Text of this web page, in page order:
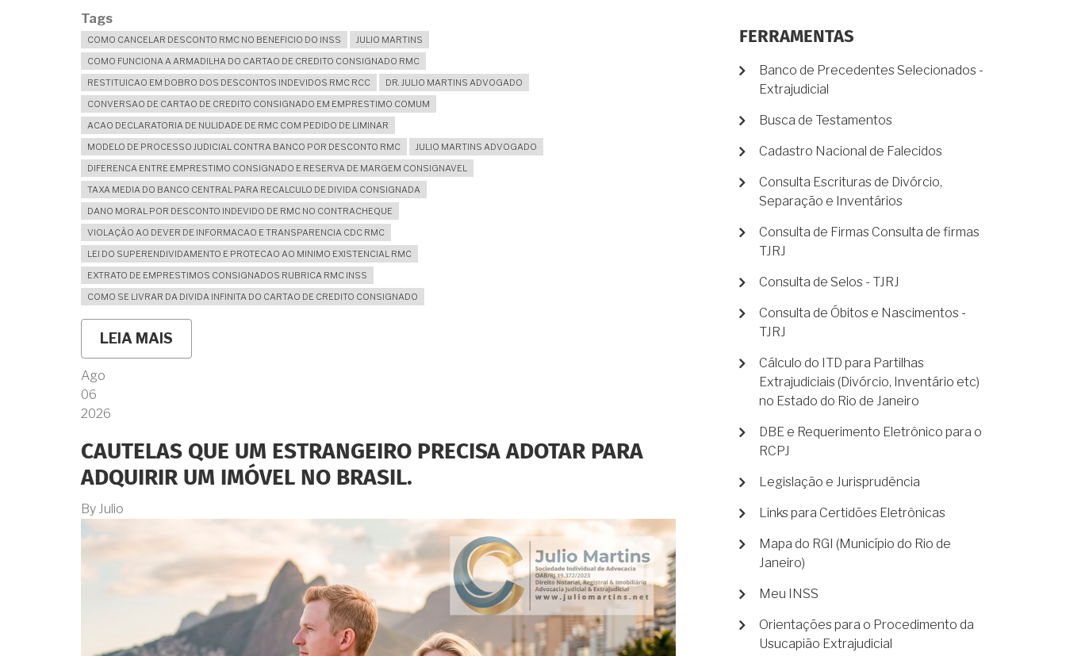
Tags
COMO CANCELAR DESCONTO RMC NO BENEFICIO DO INSS
JULIO MARTINS
COMO FUNCIONA A ARMADILHA DO CARTAO DE CREDITO CONSIGNADO RMC
RESTITUICAO EM DOBRO DOS DESCONTOS INDEVIDOS RMC RCC
DR. JULIO MARTINS ADVOGADO
CONVERSAO DE CARTAO DE CREDITO CONSIGNADO EM EMPRESTIMO COMUM
ACAO DECLARATORIA DE NULIDADE DE RMC COM PEDIDO DE LIMINAR
MODELO DE PROCESSO JUDICIAL CONTRA BANCO POR DESCONTO RMC
JULIO MARTINS ADVOGADO
DIFERENCA ENTRE EMPRESTIMO CONSIGNADO E RESERVA DE MARGEM CONSIGNAVEL
TAXA MEDIA DO BANCO CENTRAL PARA RECALCULO DE DIVIDA CONSIGNADA
DANO MORAL POR DESCONTO INDEVIDO DE RMC NO CONTRACHEQUE
VIOLAÇÃO AO DEVER DE INFORMACAO E TRANSPARENCIA CDC RMC
LEI DO SUPERENDIVIDAMENTO E PROTECAO AO MINIMO EXISTENCIAL RMC
EXTRATO DE EMPRESTIMOS CONSIGNADOS RUBRICA RMC INSS
COMO SE LIVRAR DA DIVIDA INFINITA DO CARTAO DE CREDITO CONSIGNADO
LEIA MAIS
(RMC):
COMO
SE
CANCELAR
DESCONTOS
Ago
06
2026
CAUTELAS QUE UM ESTRANGEIRO PRECISA ADOTAR PARA
ADQUIRIR UM IMÓVEL NO BRASIL.
By Julio
FERRAMENTAS
Banco de Precedentes Selecionados -
Extrajudicial
Busca de Testamentos
Cadastro Nacional de Falecidos
Consulta Escrituras de Divórcio,
Separação e Inventários
Consulta de Firmas Consulta de firmas
TJRJ
Consulta de Selos - TJRJ
Consulta de Óbitos e Nascimentos -
TJRJ
Cálculo do ITD para Partilhas
Extrajudiciais (Divórcio, Inventário etc)
no Estado do Rio de Janeiro
DBE e Requerimento Eletrônico para o
RCPJ
Legislação e Jurisprudência
Links para Certidões Eletrônicas
Mapa do RGI (Município do Rio de
Janeiro)
Meu INSS
Orientações para o Procedimento da
Usucapião Extrajudicial